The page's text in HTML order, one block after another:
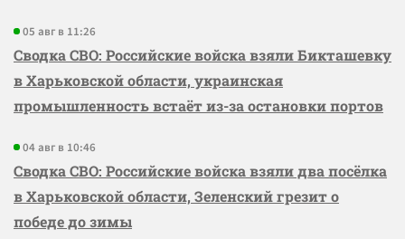
05 авг в 11:26
Сводка СВО: Российские войска взяли Бикташевку
в Харьковской области, украинская
промышленность встаёт из-за остановки портов
04 авг в 10:46
Сводка СВО: Российские войска взяли два посёлка
в Харьковской области, Зеленский грезит о
победе до зимы